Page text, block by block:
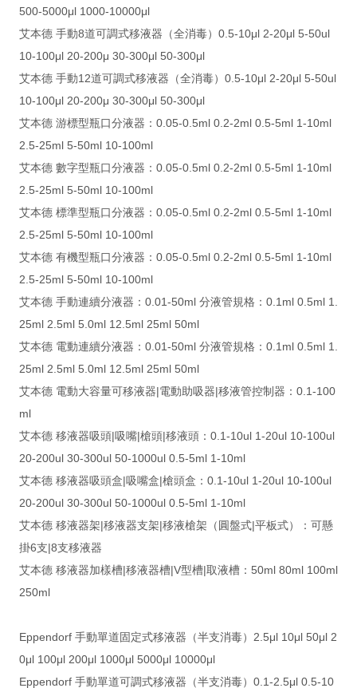
500-5000μl 1000-10000μl
艾本德 手動8道可調式移液器（全消毒）0.5-10μl 2-20μl 5-50ul
10-100μl 20-200μ 30-300μl 50-300μl
艾本德 手動12道可調式移液器（全消毒）0.5-10μl 2-20μl 5-50ul
10-100μl 20-200μ 30-300μl 50-300μl
艾本德 游標型瓶口分液器：0.05-0.5ml 0.2-2ml 0.5-5ml 1-10ml
2.5-25ml 5-50ml 10-100ml
艾本德 數字型瓶口分液器：0.05-0.5ml 0.2-2ml 0.5-5ml 1-10ml
2.5-25ml 5-50ml 10-100ml
艾本德 標準型瓶口分液器：0.05-0.5ml 0.2-2ml 0.5-5ml 1-10ml
2.5-25ml 5-50ml 10-100ml
艾本德 有機型瓶口分液器：0.05-0.5ml 0.2-2ml 0.5-5ml 1-10ml
2.5-25ml 5-50ml 10-100ml
艾本德 手動連續分液器：0.01-50ml 分液管規格：0.1ml 0.5ml 1.
25ml 2.5ml 5.0ml 12.5ml 25ml 50ml
艾本德 電動連續分液器：0.01-50ml 分液管規格：0.1ml 0.5ml 1.
25ml 2.5ml 5.0ml 12.5ml 25ml 50ml
艾本德 電動大容量可移液器|電動助吸器|移液管控制器：0.1-100
ml
艾本德 移液器吸頭|吸嘴|槍頭|移液頭：0.1-10ul 1-20ul 10-100ul
20-200ul 30-300ul 50-1000ul 0.5-5ml 1-10ml
艾本德 移液器吸頭盒|吸嘴盒|槍頭盒：0.1-10ul 1-20ul 10-100ul
20-200ul 30-300ul 50-1000ul 0.5-5ml 1-10ml
艾本德 移液器架|移液器支架|移液槍架（圓盤式|平板式）：可懸
掛6支|8支移液器
艾本德 移液器加樣槽|移液器槽|V型槽|取液槽：50ml 80ml 100ml
250ml
Eppendorf 手動單道固定式移液器（半支消毒）2.5μl 10μl 50μl 2
0μl 100μl 200μl 1000μl 5000μl 10000μl
Eppendorf 手動單道可調式移液器（半支消毒）0.1-2.5μl 0.5-10